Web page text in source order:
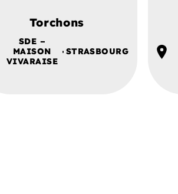
Torchons
SDE –
MAISON
VIVARAISE
STRASBOURG